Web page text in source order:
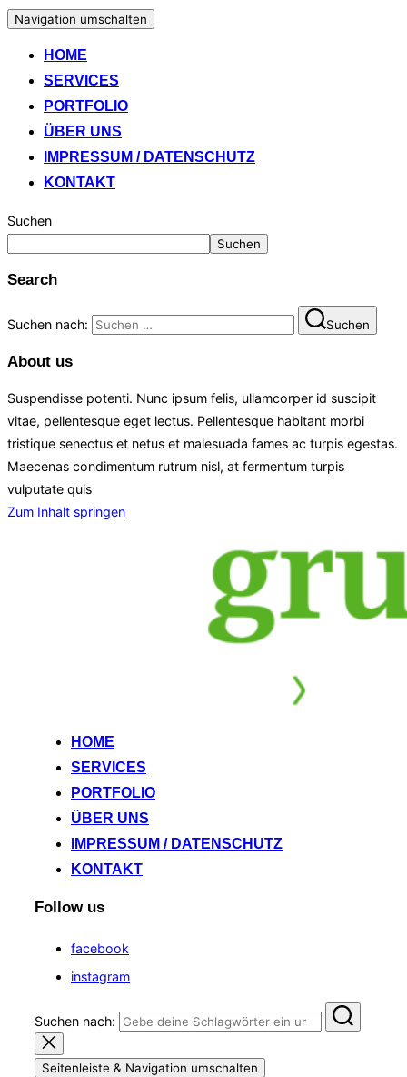
Navigation umschalten
HOME
SERVICES
PORTFOLIO
ÜBER UNS
IMPRESSUM / DATENSCHUTZ
KONTAKT
Suchen
Suchen
Search
Suchen nach: Suchen
About us
Suspendisse potenti. Nunc ipsum felis, ullamcorper id suscipit
vitae, pellentesque eget lectus. Pellentesque habitant morbi
tristique senectus et netus et malesuada fames ac turpis egestas.
Maecenas condimentum rutrum nisl, at fermentum turpis
vulputate quis
Zum Inhalt springen
HOME
SERVICES
PORTFOLIO
ÜBER UNS
IMPRESSUM / DATENSCHUTZ
KONTAKT
Follow us
facebook
instagram
Suchen nach:
Seitenleiste & Navigation umschalten